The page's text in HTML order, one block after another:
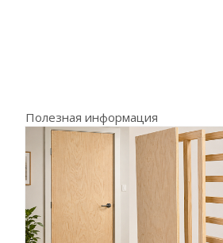
Полезная информация